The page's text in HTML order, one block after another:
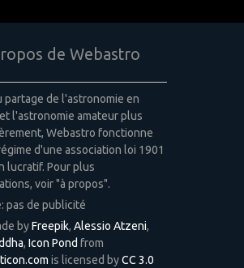
de Webastro
partage de l'astronomie en
l'astronomie amateur plus
Webastro fonctionne
d'une association loi 1901
lucratif. Pour plus
voir "à propos".
pas de publicité
byFreepik, Alessio Atzeni,
, Icon Pond from
is licensed byCC 3.0